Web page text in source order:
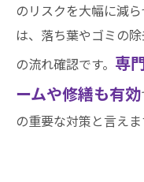
のリスクを大幅に減
は、落ち葉やゴミの
の流れ確認です。 専
ームや修繕も有効
の重要な対策と言えま